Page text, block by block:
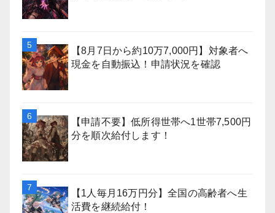
【8月7日から約10万7,000円】対象者へ
現金を自動振込！申請状況を確認
【申請不要】低所得世帯へ1世帯7,500円
分を順次給付します！
【1人毎月16万円分】全国の高齢者へ生
活費を継続給付！